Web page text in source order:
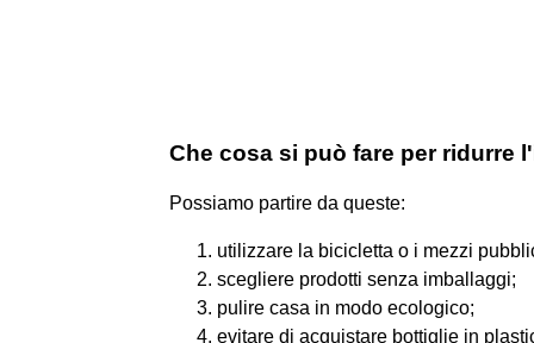
Che cosa si può fare per ridurre
Possiamo partire da queste:
utilizzare la bicicletta o i mezzi
scegliere prodotti senza imballaggi;
pulire casa in modo ecologico;
evitare di acquistare bottiglie in